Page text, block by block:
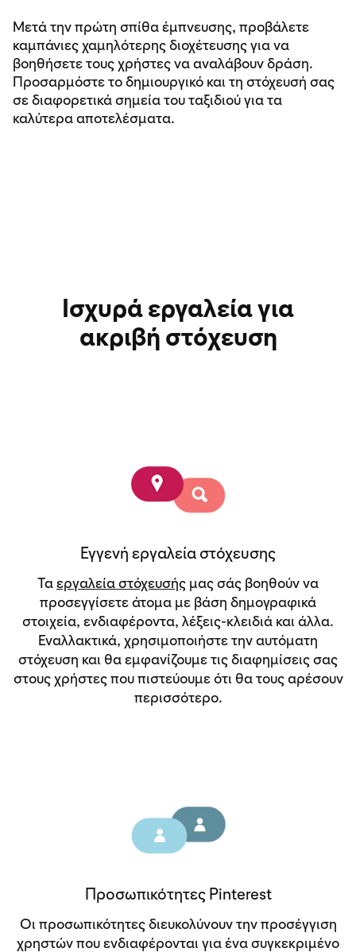
Μετά την πρώτη σπίθα έμπνευσης, προβάλετε
καμπάνιες χαμηλότερης διοχέτευσης για να
βοηθήσετε τους χρήστες να αναλάβουν δράση.
Προσαρμόστε το δημιουργικό και τη στόχευσή σας
σε διαφορετικά σημεία του ταξιδιού για τα
καλύτερα αποτελέσματα.
Ισχυρά εργαλεία για
ακριβή στόχευση
Εγγενή εργαλεία στόχευσης
Ταεργαλεία στόχευσής μας σάς βοηθούν να
προσεγγίσετε άτομα με βάση δημογραφικά
στοιχεία, ενδιαφέροντα, λέξεις-κλειδιά και άλλα.
Εναλλακτικά, χρησιμοποιήστε την αυτόματη
στόχευση και θα εμφανίζουμε τις διαφημίσεις σας
στους χρήστες που πιστεύουμε ότι θα τους αρέσουν
περισσότερο.
Προσωπικότητες Pinterest
Οι προσωπικότητες διευκολύνουν την προσέγγιση
χρηστών που ενδιαφέρονται για ένα συγκεκριμένο